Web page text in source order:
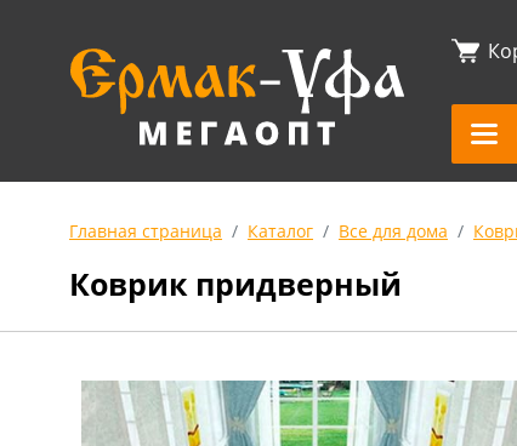
Главная страница Каталог Все для дома
Коврик придверный